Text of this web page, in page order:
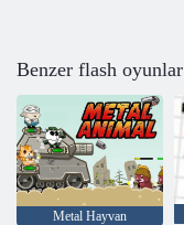
Benzer flash oyunlar
Metal Hayvan